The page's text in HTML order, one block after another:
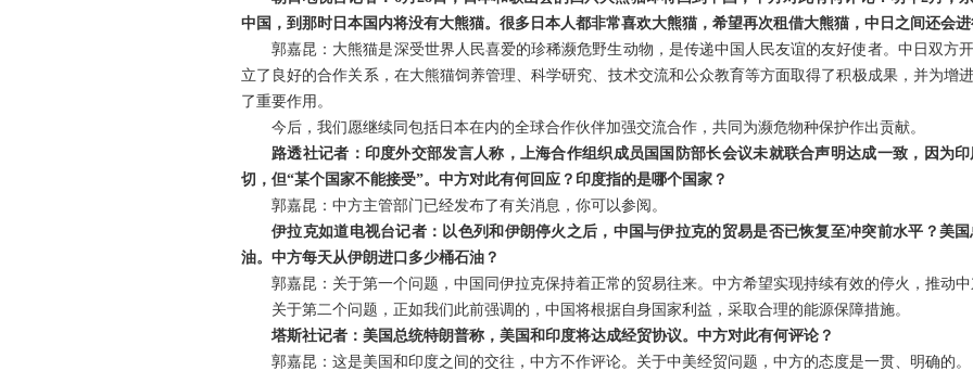
中国，到那时日本国内将没有大熊猫。很多日本人都非常喜欢大熊猫，希望再次租借大熊猫，中日之间还会
郭嘉昆：大熊猫是深受世界人民喜爱的珍稀濒危野生动物，是传递中国人民友谊的友好使者。中日双方
立了良好的合作关系，在大熊猫饲养管理、科学研究、技术交流和公众教育等方面取得了积极成果，并为增
了重要作用。
今后，我们愿继续同包括日本在内的全球合作伙伴加强交流合作，共同为濒危物种保护作出贡献。
路透社记者：印度外交部发言人称，上海合作组织成员国国防部长会议未就联合声明达成一致，因为
切，但“某个国家不能接受”。中方对此有何回应？印度指的是哪个国家？
郭嘉昆：中方主管部门已经发布了有关消息，你可以参阅。
伊拉克如道电视台记者：以色列和伊朗停火之后，中国与伊拉克的贸易是否已恢复至冲突前水平？美
油。中方每天从伊朗进口多少桶石油？
郭嘉昆：关于第一个问题，中国同伊拉克保持着正常的贸易往来。中方希望实现持续有效的停火，推动中
关于第二个问题，正如我们此前强调的，中国将根据自身国家利益，采取合理的能源保障措施。
塔斯社记者：美国总统特朗普称，美国和印度将达成经贸协议。中方对此有何评论？
郭嘉昆：这是美国和印度之间的交往，中方不作评论。关于中美经贸问题，中方的态度是一贯、明确的。